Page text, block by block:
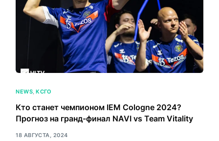
NEWS,КСГО
Кто станет чемпионом IEM Cologne 2024?
Прогноз на гранд-финал NAVI vs Team Vitality
18 АВГУСТА, 2024